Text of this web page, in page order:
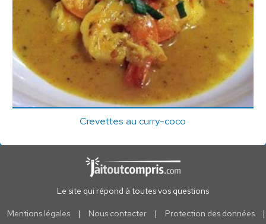
Crevettes au curry-coco
Le site qui répond à toutes vos questions
Mentions légales | Nous contacter | Protection des données |